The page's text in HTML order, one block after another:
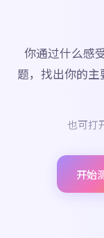
你通过什么感
题，找出你的
也可打
开始